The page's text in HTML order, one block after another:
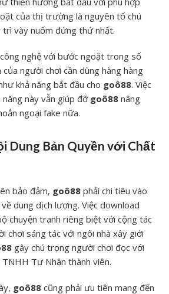
của thị trường là nguyên tố chú
trì vày nuốm đứng thứ nhất.
nghệ với bước ngoặt trong số
người chơi cần dùng hàng hàng
khả năng bắt đầu cho goô88. Việc
này vẫn giúp đỡ goô88 nâng
ngoại fake nữa.
Dung Bản Quyền với Chất
bảo đảm, goô88 phải chi tiêu vào
dung dịch lượng. Việc download
chuyện tranh riêng biệt với cộng tác
chơi sáng tác với ngôi nhà xây giới
gây chú trọng người chơi đọc với
Tư Nhân thành viên.
goô88 cũng phải ưu tiên mang đến